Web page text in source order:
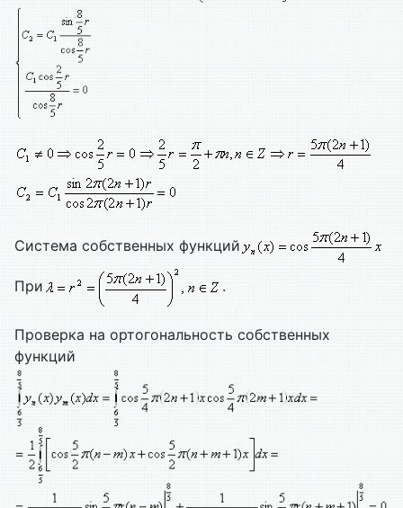
Система собственных функций
При .
Проверка на ортогональность собственных
функций